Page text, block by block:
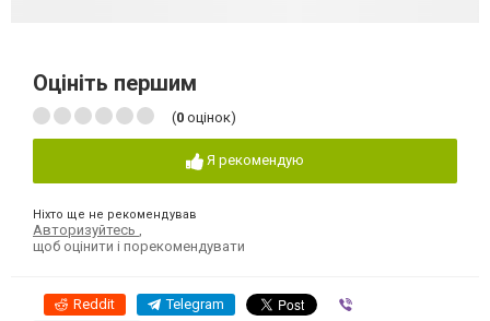
Оцініть першим
(0 оцінок)
Я рекомендую
Ніхто ще не рекомендував
Авторизуйтесь
щоб оцінити і порекомендувати
Reddit Telegram